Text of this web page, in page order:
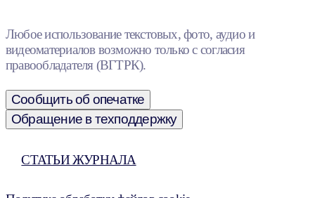
Любое использование текстовых, фото, аудио и
видеоматериалов возможно только с согласия
правообладателя (ВГТРК).
Сообщить об опечатке
Обращение в техподдержку
СТАТЬИ ЖУРНАЛА